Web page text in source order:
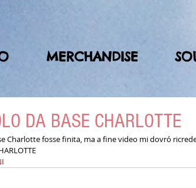
MERCHANDISE
DA BASE CHARLOTTE
Charlotte fosse finita, ma a fine video mi dovró